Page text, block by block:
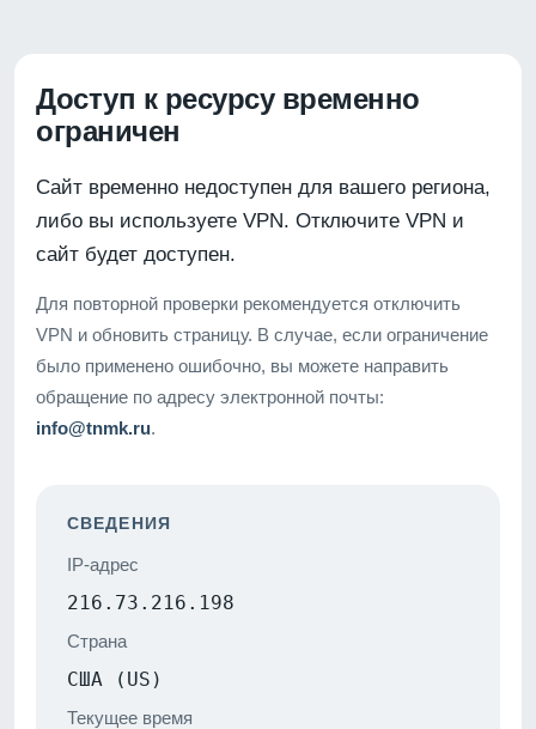
Доступ к ресурсу временно
ограничен
Сайт временно недоступен для вашего региона,
либо вы используете VPN. Отключите VPN и
сайт будет доступен.
Для повторной проверки рекомендуется отключить
VPN и обновить страницу. В случае, если ограничение
было применено ошибочно, вы можете направить
обращение по адресу электронной почты:
info@tnmk.ru.
СВЕДЕНИЯ
IP-адрес
216.73.216.198
Страна
США (US)
Текущее время